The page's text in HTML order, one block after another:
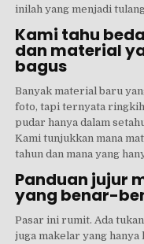
inilah yang menjadi
Kami tahu
dan material
bagus
Banyak material baru
foto, tapi ternyata
pudar hanya dalam
Kami tunjukkan mana
tahun dan mana yang
Panduan jujur
yang benar-
Pasar ini rumit. Ada
juga makelar yang